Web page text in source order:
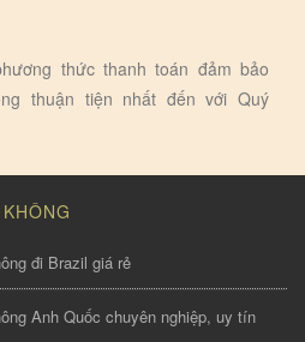
thức thanh toán đảm bảo
thuận tiện nhất đến với Quý
đi Brazil giá rẻ
Anh Quốc chuyên nghiệp, uy tín